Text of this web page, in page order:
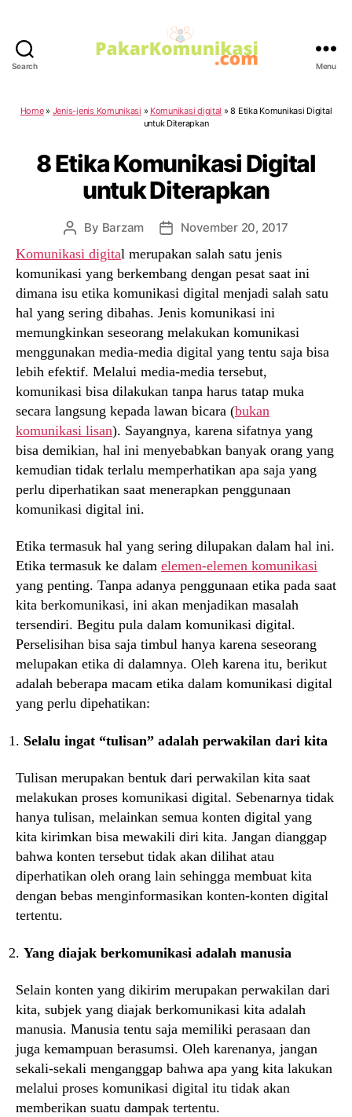
Search Menu
Home» Jenis-jenis Komunikasi » Komunikasi digital »8 Etika Komunikasi Digital
untuk Diterapkan
8 Etika Komunikasi Digital
untuk Diterapkan
Post
author
By Barzam
Post
date
November 20, 2017
Komunikasi digital merupakan salah satu jenis
komunikasi yang berkembang dengan pesat saat ini
dimana isu etika komunikasi digital menjadi salah satu
hal yang sering dibahas. Jenis komunikasi ini
memungkinkan seseorang melakukan komunikasi
menggunakan media-media digital yang tentu saja bisa
lebih efektif. Melalui media-media tersebut,
komunikasi bisa dilakukan tanpa harus tatap muka
secara langsung kepada lawan bicara (bukan
komunikasi lisan). Sayangnya, karena sifatnya yang
bisa demikian, hal ini menyebabkan banyak orang yang
kemudian tidak terlalu memperhatikan apa saja yang
perlu diperhatikan saat menerapkan penggunaan
komunikasi digital ini.
Etika termasuk hal yang sering dilupakan dalam hal ini.
Etika termasuk ke dalam elemen-elemen komunikasi
yang penting. Tanpa adanya penggunaan etika pada saat
kita berkomunikasi, ini akan menjadikan masalah
tersendiri. Begitu pula dalam komunikasi digital.
Perselisihan bisa saja timbul hanya karena seseorang
melupakan etika di dalamnya. Oleh karena itu, berikut
adalah beberapa macam etika dalam komunikasi digital
yang perlu dipehatikan:
Selalu ingat “tulisan” adalah perwakilan dari kita
Tulisan merupakan bentuk dari perwakilan kita saat
melakukan proses komunikasi digital. Sebenarnya tidak
hanya tulisan, melainkan semua konten digital yang
kita kirimkan bisa mewakili diri kita. Jangan dianggap
bahwa konten tersebut tidak akan dilihat atau
diperhatikan oleh orang lain sehingga membuat kita
dengan bebas menginformasikan konten-konten digital
tertentu.
Yang diajak berkomunikasi adalah manusia
Selain konten yang dikirim merupakan perwakilan dari
kita, subjek yang diajak berkomunikasi kita adalah
manusia. Manusia tentu saja memiliki perasaan dan
juga kemampuan berasumsi. Oleh karenanya, jangan
sekali-sekali menganggap bahwa apa yang kita lakukan
melalui proses komunikasi digital itu tidak akan
memberikan suatu dampak tertentu.